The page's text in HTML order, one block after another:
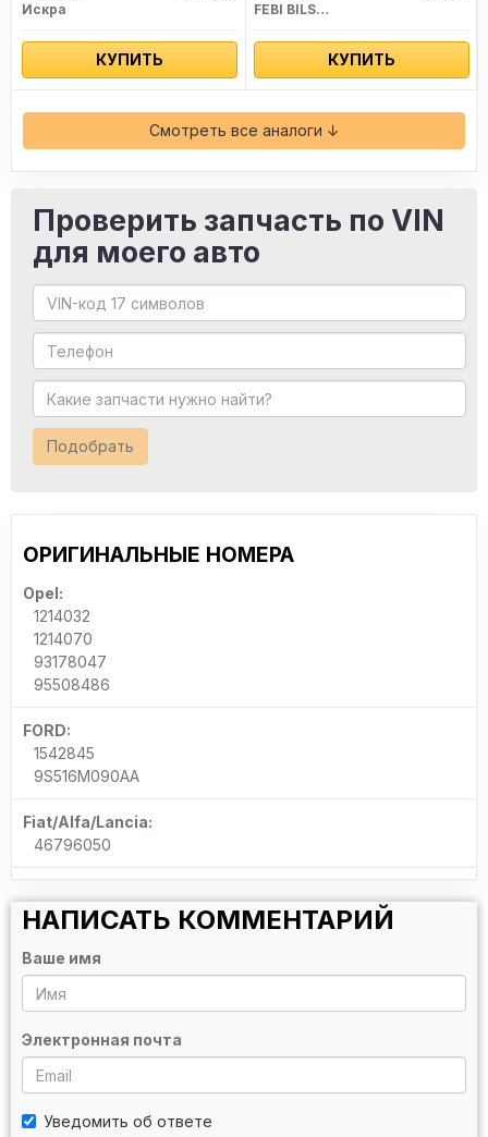
Искра
КУПИТЬ
FEBI BILSTEIN
КУПИТЬ
Смотреть все аналоги ↓
Проверить запчасть по VIN
для моего авто
Подобрать
ОРИГИНАЛЬНЫЕ НОМЕРА
Opel:
1214032
1214070
93178047
95508486
FORD:
1542845
9S516M090AA
Fiat/Alfa/Lancia:
46796050
НАПИСАТЬ КОММЕНТАРИЙ
Ваше имя
Электронная почта
Уведомить об ответе